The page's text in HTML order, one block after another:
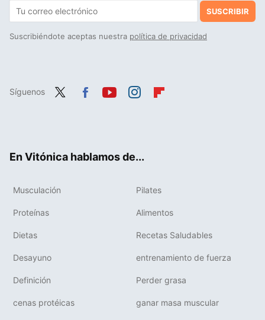
SUSCRIBIR
Suscribiéndote aceptas nuestra política de privacidad
Síguenos
En Vitónica hablamos de...
Musculación Pilates
Proteínas Alimentos
Dietas Recetas Saludables
Desayuno entrenamiento de fuerza
Definición Perder grasa
cenas protéicas ganar masa muscular